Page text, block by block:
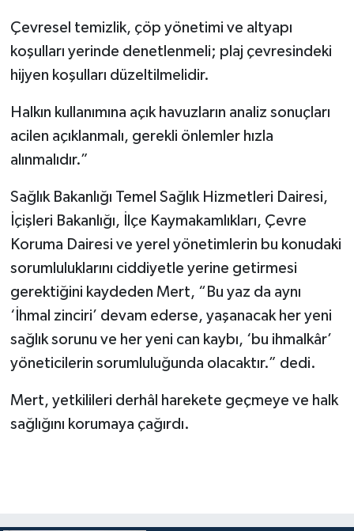
Çevresel temizlik, çöp yönetimi ve altyapı
koşulları yerinde denetlenmeli; plaj çevresindeki
hijyen koşulları düzeltilmelidir.
Halkın kullanımına açık havuzların analiz sonuçları
acilen açıklanmalı, gerekli önlemler hızla
alınmalıdır.”
Sağlık Bakanlığı Temel Sağlık Hizmetleri Dairesi,
İçişleri Bakanlığı, İlçe Kaymakamlıkları, Çevre
Koruma Dairesi ve yerel yönetimlerin bu konudaki
sorumluluklarını ciddiyetle yerine getirmesi
gerektiğini kaydeden Mert, “Bu yaz da aynı
‘İhmal zinciri’ devam ederse, yaşanacak her yeni
sağlık sorunu ve her yeni can kaybı, ‘bu ihmalkâr’
yöneticilerin sorumluluğunda olacaktır.” dedi.
Mert, yetkilileri derhâl harekete geçmeye ve halk
sağlığını korumaya çağırdı.